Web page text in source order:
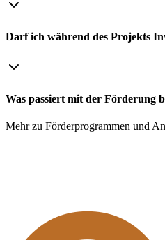
Darf ich während des Projekts
Was passiert mit der Förderung
Mehr zu Förderprogrammen und